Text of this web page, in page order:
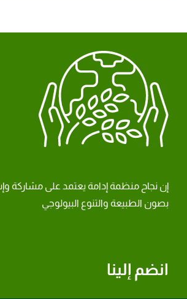
انضم إلينا
إن نجاح منظمة إدامة يعتمد على مشاركة
بصون الطبيعة والتنوع البيولوجي